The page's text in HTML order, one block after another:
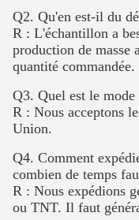
Q2. Qu'en est-il du
R : L'échantillon a
production de masse
quantité commandée.
Q3. Quel est le mode
R : Nous acceptons
Union.
Q4. Comment
combien de temps
R : Nous expédions
ou TNT. Il faut